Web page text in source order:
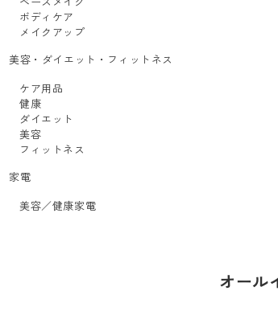
ボディケア
メイクアップ
美容・ダイエット・フィットネス
ケア用品
健康
ダイエット
美容
フィットネス
家電
美容／健康家電
オール